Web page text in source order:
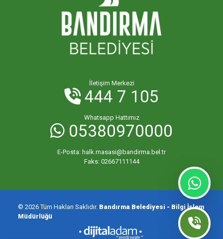
İletişim Merkezi
444 7 105
Whatsapp Hattımız
05380970000
E-Posta: halk.masasi@bandirma.bel.tr
Faks: 02667111144
© 2026 Tüm Hakları Saklıdır. Bandırma Belediyesi - Bilgi İşlem
Müdürlüğü